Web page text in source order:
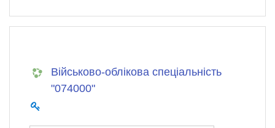
Військово-облікова спеціальність
"074000"